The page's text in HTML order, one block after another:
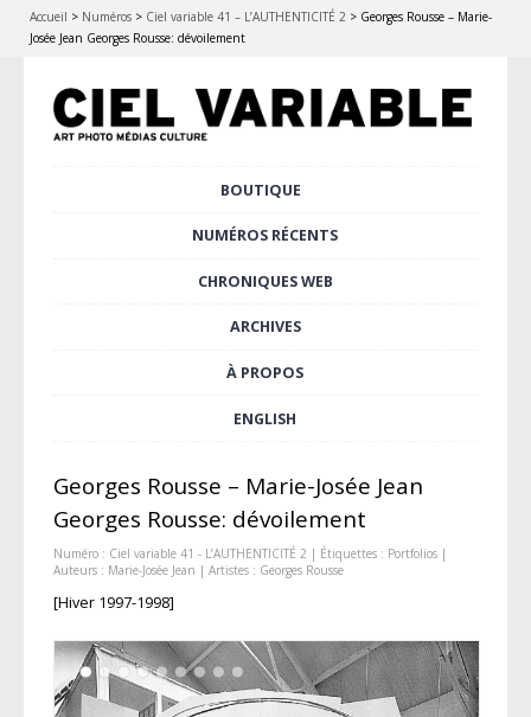
Accueil > Numéros > Ciel variable 41 – L’AUTHENTICITÉ 2 > Georges Rousse – Marie-
Josée Jean Georges Rousse: dévoilement
BOUTIQUE
NUMÉROS RÉCENTS
CHRONIQUES WEB
ARCHIVES
À PROPOS
ENGLISH
Georges Rousse – Marie-Josée Jean
Georges Rousse: dévoilement
Numéro : Ciel variable 41 - L’AUTHENTICITÉ 2 | Étiquettes : Portfolios|
Auteurs : Marie-Josée Jean | Artistes : Georges Rousse
[Hiver 1997-1998]